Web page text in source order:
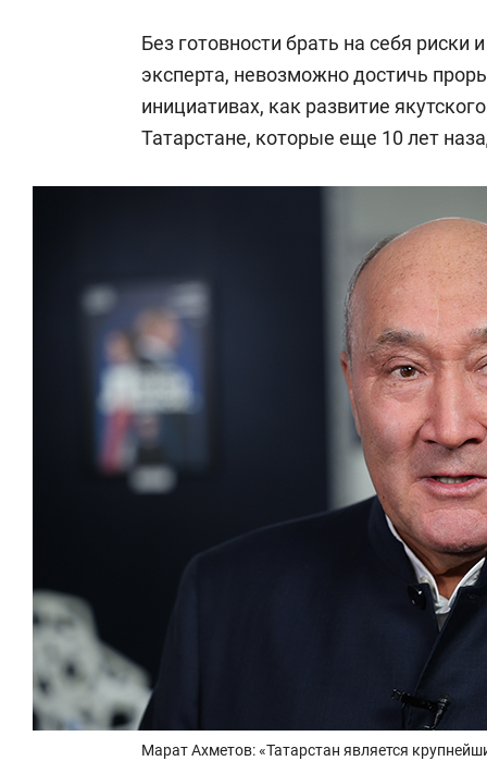
Без готовности брать на себя
эксперта, невозможно достичь
инициативах, как развитие
Татарстане, которые еще 10 лет
Марат Ахметов: «Татарстан является